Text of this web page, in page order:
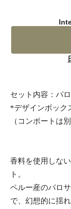
セット内容：パ
*デザインボック
（コンポートは
香料を使用しな
ト。
ペルー産のパロ
で、幻想的に揺